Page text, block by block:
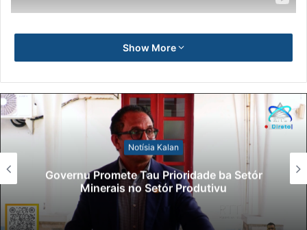
Show More
Notísia Kalan
Governu Promete Tau Prioridade ba Setór
Minerais no Setór Produtivu